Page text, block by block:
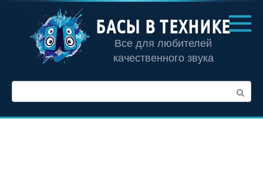
контенту
БАСЫ В ТЕХНИКЕ
Все для любителей
качественного звука